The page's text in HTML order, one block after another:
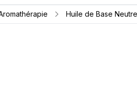
Huile de Base